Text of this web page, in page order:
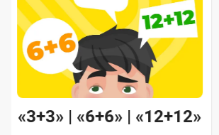
«3+3» | «6+6» | «12+12»